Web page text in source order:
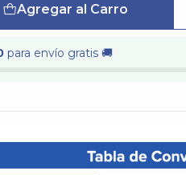
Agregar al Carro
para envío gratis 🚚